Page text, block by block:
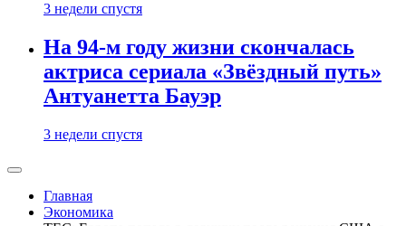
3 недели спустя
На 94-м году жизни скончалась
актриса сериала «Звёздный путь»
Антуанетта Бауэр
3 недели спустя
Главная
Экономика